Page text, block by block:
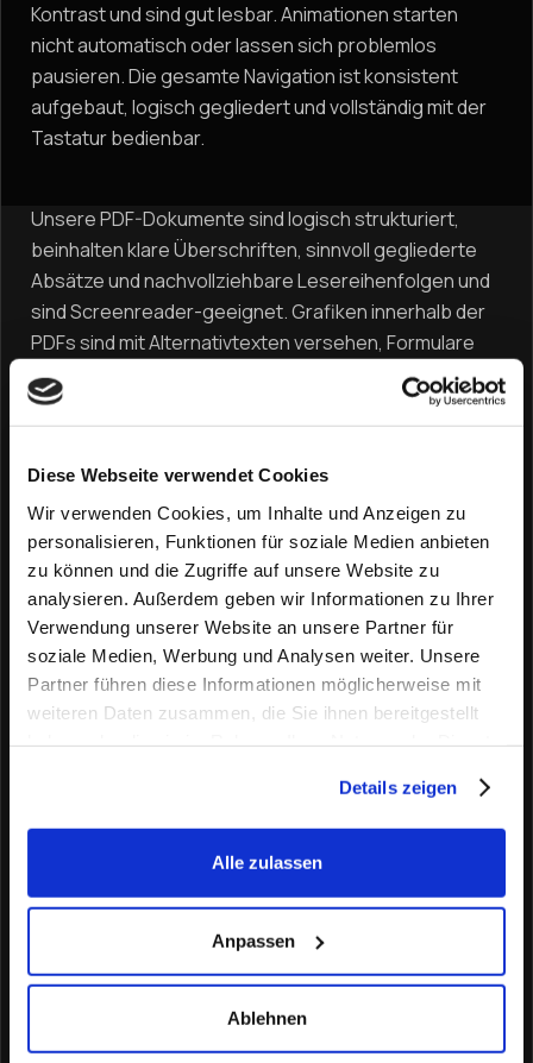
Diese Webseite verwendet Cookies
Wir verwenden Cookies, um Inhalte und Anzeigen zu
personalisieren, Funktionen für soziale Medien anbieten
zu können und die Zugriffe auf unsere Website zu
analysieren. Außerdem geben wir Informationen zu Ihrer
Verwendung unserer Website an unsere Partner für
soziale Medien, Werbung und Analysen weiter. Unsere
Partner führen diese Informationen möglicherweise mit
weiteren Daten zusammen, die Sie ihnen bereitgestellt
Details zeigen
Alle zulassen
Anpassen
Ablehnen
Kontrast und sind gut lesbar. Animationen starten
nicht automatisch oder lassen sich problemlos
pausieren. Die gesamte Navigation ist konsistent
aufgebaut, logisch gegliedert und vollständig mit der
Tastatur bedienbar.
Unsere PDF-Dokumente sind logisch strukturiert,
beinhalten klare Überschriften, sinnvoll gegliederte
Absätze und nachvollziehbare Lesereihenfolgen und
sind Screenreader-geeignet. Grafiken innerhalb der
PDFs sind mit Alternativtexten versehen, Formulare
interaktiv und beschriftet. Wir vermeiden technische
Barrieren wie Passwortschutz oder Einschränkungen
für Screenreader.
Auch Bildmaterial auf der Website oder in Dokumenten
ist barrierefrei eingebunden. Bedeutungsvolle Inhalte
sind durch Alt-Texte oder sichtbare Bildunterschriften
ergänzt, Farben werden nie als einziges Mittel zur
Informationsvermittlung eingesetzt. Icons und
Diagramme sind kontrastreich und klar erkennbar.
Unsere E-Mails und Newsletter sind strukturiert
aufgebaut und responsiv. Texte sind leicht
vollständig zugänglich. Damit stellen wir sicher, dass
alle Nutzerinnen und Nutzer – unabhängig von
Einschränkungen – unsere Inhalte erreichen und
nutzen können.
Diese Webseite ist weitgehend konform mit den